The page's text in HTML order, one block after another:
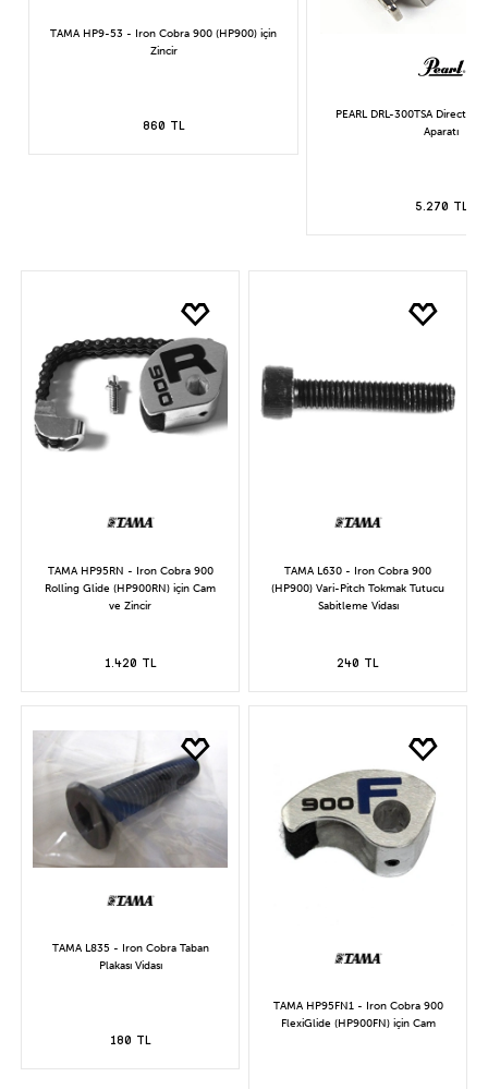
TAMA HP9-53 - Iron Cobra 900 (HP900) için
Zincir
860 TL
PEARL DRL-300TSA Direct
Aparatı
5.270 TL
TAMA HP95RN - Iron Cobra 900
Rolling Glide (HP900RN) için Cam
ve Zincir
1.420 TL
TAMA L630 - Iron Cobra 900
(HP900) Vari-Pitch Tokmak Tutucu
Sabitleme Vidası
240 TL
TAMA L835 - Iron Cobra Taban
Plakası Vidası
180 TL
TAMA HP95FN1 - Iron Cobra 900
FlexiGlide (HP900FN) için Cam